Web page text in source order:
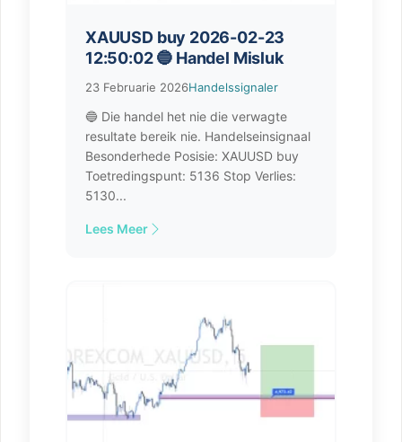
XAUUSD buy 2026-02-23
12:50:02 🔵 Handel Misluk
23 Februarie 2026Handelssignaler
🔵 Die handel het nie die verwagte
resultate bereik nie. Handelseinsignaal
Besonderhede Posisie: XAUUSD buy
Toetredingspunt: 5136 Stop Verlies:
5130...
Lees Meer